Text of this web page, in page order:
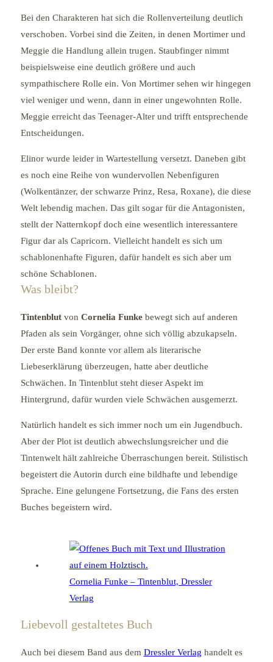
Bei den Charakteren hat sich die Rollenverteilung deutlich
verschoben. Vorbei sind die Zeiten, in denen Mortimer und
Meggie die Handlung allein trugen. Staubfinger nimmt
beispielsweise eine deutlich größere und auch
sympathischere Rolle ein. Von Mortimer sehen wir hingegen
viel weniger und wenn, dann in einer ungewohnten Rolle.
Meggie erreicht das Teenager-Alter und trifft entsprechende
Entscheidungen.
Elinor wurde leider in Wartestellung versetzt. Daneben gibt
es noch eine Reihe von wundervollen Nebenfiguren
(Wolkentänzer, der schwarze Prinz, Resa, Roxane), die diese
Welt lebendig machen. Das gilt sogar für die Antagonisten,
stellt der Natternkopf doch eine wesentlich interessantere
Figur dar als Capricorn. Vielleicht handelt es sich um
schablonenhafte Figuren, dafür handelt es sich aber um
schöne Schablonen.
Was bleibt?
Tintenblutvon Cornelia Funkebewegt sich auf anderen
Pfaden als sein Vorgänger, ohne sich völlig abzukapseln.
Der erste Band konnte vor allem als literarische
Liebeserklärung überzeugen, hatte aber deutliche
Schwächen. In Tintenblut steht dieser Aspekt im
Hintergrund, dafür wurden viele Schwächen ausgemerzt.
Natürlich handelt es sich immer noch um ein Jugendbuch.
Aber der Plot ist deutlich abwechslungsreicher und die
Tintenwelt hält zahlreiche Überraschungen bereit. Stilistisch
begeistert die Autorin durch eine bildhafte und lebendige
Sprache. Eine gelungene Fortsetzung, die Fans des ersten
Buches begeistern wird.
Cornelia Funke – Tintenblut, Dressler
Verlag
Liebevoll gestaltetes Buch
Auch bei diesem Band aus dem Dressler Verlag handelt es